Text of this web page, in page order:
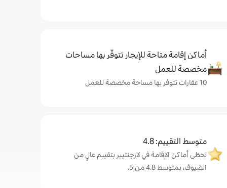
أماكن إقامة متاحة للإيجار تتوفّر بها مساحات
مخصصة للعمل
10 عقارات تتوفر بها مساحة مخصصة للعمل
متوسط التقييم: 4.8
تحظى أماكن الإقامة في لارجنتيير بتقييم عالٍ من
الضيوف، بمتوسط 4.8 من 5.